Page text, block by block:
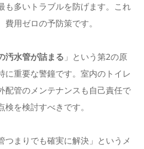
も多いトラブルを防げます。これ
用ゼロの予防策です。
汚水管が詰まる 」という第2の原
に重要な警鐘です。室内のトイレ
配管のメンテナンスも自己責任で
を検討すべきです。
つまりでも確実に解決」というメ